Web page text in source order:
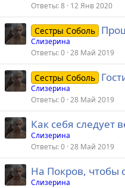
Ответы 8 12 Янв 2020
Сестры Соболь
Слизерина
Ответы 0 28 Май 2019
Сестры Соболь
Слизерина
Ответы 0 28 Май 2019
Как себя следует
Слизерина
Ответы 0 28 Май 2019
На Покров, чтобы
Слизерина